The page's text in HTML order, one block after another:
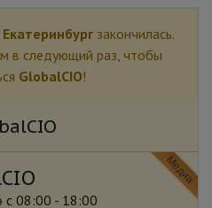
закончилась.
в следующий раз, чтобы
GlobalCIO!
Медиа
с 08:00 - 18:00